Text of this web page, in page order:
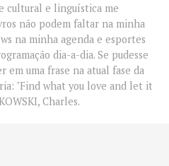
cultural e linguística me
não podem faltar na minha
na minha agenda e esportes
dia-a-dia. Se pudesse
em uma frase na atual fase da
"Find what you love and let it
Charles.